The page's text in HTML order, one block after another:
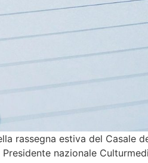
rassegna estiva del Casale
nazionale